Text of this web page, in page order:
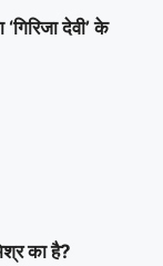
देवी’ के
का है?